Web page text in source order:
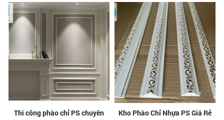
Thi công phào chỉ PS chuyên
Kho Phào Chỉ Nhựa PS Giá Rẻ